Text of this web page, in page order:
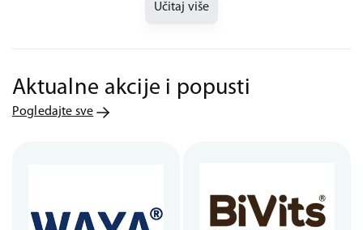
Učitaj više
Aktualne akcije i popusti
Pogledajte sve